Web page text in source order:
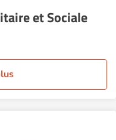
et Sociale